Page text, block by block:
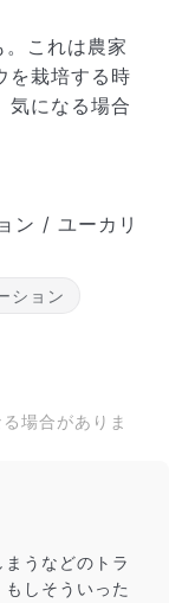
届けする商
、どうして
が、できる
るように人
これは農家
を栽培する時
気になる場合
ン / ユーカリ
ション
場合がありま
うなどのトラ
しそういった